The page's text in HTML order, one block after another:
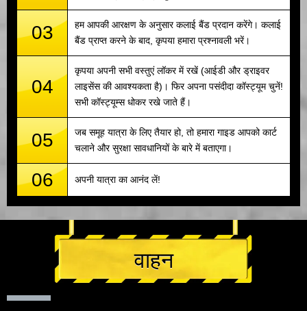
03
हम आपकी आरक्षण के अनुसार कलाई बैंड प्रदान करेंगे। कलाई
बैंड प्राप्त करने के बाद, कृपया हमारा प्रश्नावली भरें।
04
कृपया अपनी सभी वस्तुएं लॉकर में रखें (आईडी और ड्राइवर
लाइसेंस की आवश्यकता है)। फिर अपना पसंदीदा कॉस्ट्यूम चुनें!
सभी कॉस्ट्यूम्स धोकर रखे जाते हैं।
05
जब समूह यात्रा के लिए तैयार हो, तो हमारा गाइड आपको कार्ट
चलाने और सुरक्षा सावधानियों के बारे में बताएगा।
06 अपनी यात्रा का आनंद लें!
वाहन